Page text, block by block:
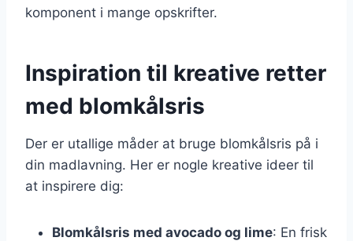
komponent i mange opskrifter.
Inspiration til kreative retter
med blomkålsris
Der er utallige måder at bruge blomkålsris på i
din madlavning. Her er nogle kreative ideer til
at inspirere dig:
Blomkålsris med avocado og lime: En frisk